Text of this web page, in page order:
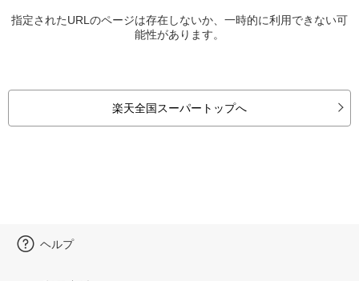
指定されたURLのページは存在しないか、一時的に利用できない可
能性があります。
楽天全国スーパートップへ
ヘルプ